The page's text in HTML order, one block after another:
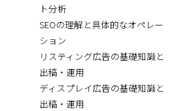
ト分析
SEOの理解と具体的なオペレー
ション
リスティング広告の基礎知識と
出稿・運用
ディスプレイ広告の基礎知識と
出稿・運用